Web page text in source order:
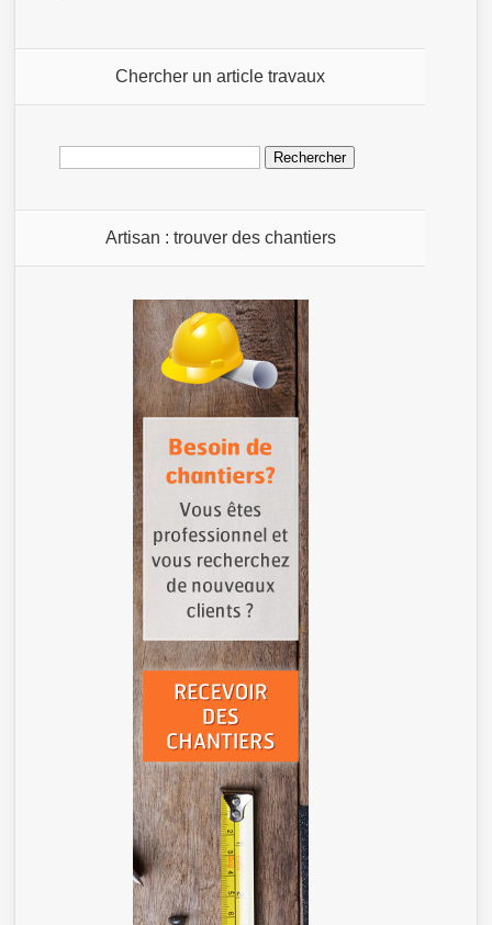
Chercher un article travaux
Rechercher :
Artisan : trouver des chantiers